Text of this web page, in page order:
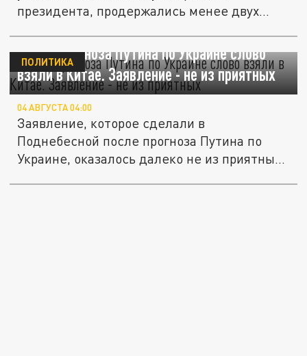
президента, продержались менее двух...
После прогноза Путина по Украине слово
взяли в Китае. Заявление - не из приятных
ПОЛИТИКА
04 АВГУСТА 04:00
Заявление, которое сделали в
Поднебесной после прогноза Путина по
Украине, оказалось далеко не из приятных